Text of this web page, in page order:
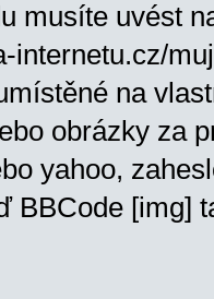
musíte uvést
internetu.cz/
na
obrázky za
yahoo,
BBCode [img]